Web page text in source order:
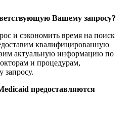
Вашему запросу?
и сэкономить время на поиск
квалифицированную
актуальную информацию по
и процедурам,
предоставляются